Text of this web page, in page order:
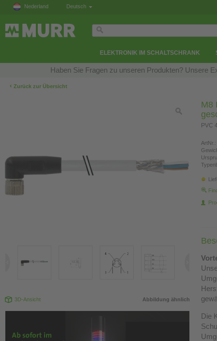
Nederland Deutsch
ELEKTRONIK IM SCHALTSCHRANK
Haben Sie Fragen zu unseren Produkten? Unsere
‹ Zurück zur Übersicht
3D-Ansicht Abbildung ähnlich
M8
PVC
ArtNr.:
Die